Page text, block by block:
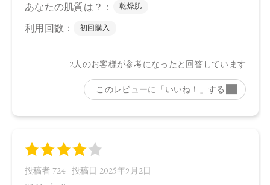
●予告なくパッケージ仕様が変更になる場合がございます。